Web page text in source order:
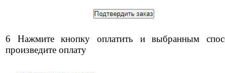
6 Нажмите кнопку оплатить и выбранным
произведите оплату